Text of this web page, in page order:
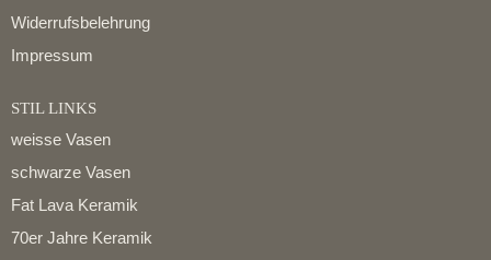
Widerrufsbelehrung
Impressum
STIL LINKS
weisse Vasen
schwarze Vasen
Fat Lava Keramik
70er Jahre Keramik